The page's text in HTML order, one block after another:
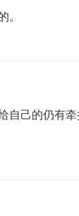
。
自己的仍有